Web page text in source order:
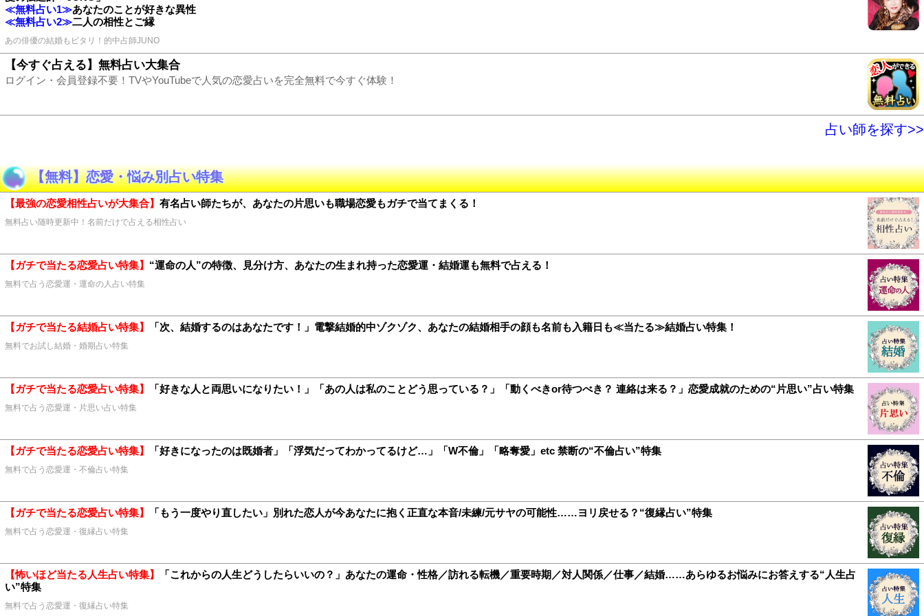
≪無料占い1≫あなたのことが好きな異性
≪無料占い2≫二人の相性とご縁
あの俳優の結婚もピタリ！的中占師JUNO
【今すぐ占える】無料占い大集合
ログイン・会員登録不要！TVやYouTubeで人気の恋愛占いを完全無料で今すぐ体験！
占い師を探す>>
【無料】恋愛・悩み別占い特集
【最強の恋愛相性占いが大集合】 有名占い師たちが、あなたの片思いも職場恋愛もガチで当てまくる！
無料占い随時更新中！名前だけで占える相性占い
【ガチで当たる恋愛占い特集】 “運命の人”の特徴、見分け方、あなたの生まれ持った恋愛運・結婚運も無料で占える！
無料で占う恋愛運・運命の人占い特集
【ガチで当たる結婚占い特集】 「次、結婚するのはあなたです！」電撃結婚的中ゾクゾク、あなたの結婚相手の顔も名前も入籍日も≪当たる≫結婚占い特集！
無料でお試し結婚・婚期占い特集
【ガチで当たる恋愛占い特集】 「好きな人と両思いになりたい！」「あの人は私のことどう思っている？」「動くべきor待つべき？ 連絡は来る？」恋愛成就のための“片思い”占い特集
無料で占う恋愛運・片思い占い特集
【ガチで当たる恋愛占い特集】 「好きになったのは既婚者」「浮気だってわかってるけど…」「W不倫」「略奪愛」etc 禁断の“不倫占い”特集
無料で占う恋愛運・不倫占い特集
【ガチで当たる恋愛占い特集】 「もう一度やり直したい」別れた恋人が今あなたに抱く正直な本音/未練/元サヤの可能性……ヨリ戻せる？“復縁占い”特集
無料で占う恋愛運・復縁占い特集
【怖いほど当たる人生占い特集】
「これからの人生どうしたらいいの？」あなたの運命・性格／訪れる転機／重要時期／対人関係／仕事／結婚……あらゆるお悩みにお答えする“人生占
い”特集
無料で占う恋愛運・復縁占い特集